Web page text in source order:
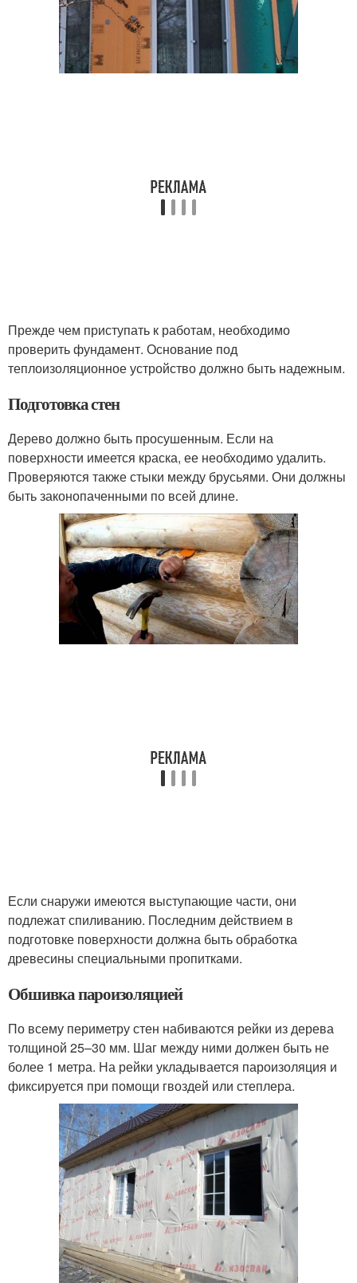
Прежде чем приступать к работам, необходимо
проверить фундамент. Основание под
теплоизоляционное устройство должно быть надежным.
Подготовка стен
Дерево должно быть просушенным. Если на
поверхности имеется краска, ее необходимо удалить.
Проверяются также стыки между брусьями. Они должны
быть законопаченными по всей длине.
Если снаружи имеются выступающие части, они
подлежат спиливанию. Последним действием в
подготовке поверхности должна быть обработка
древесины специальными пропитками.
Обшивка пароизоляцией
По всему периметру стен набиваются рейки из дерева
толщиной 25–30 мм. Шаг между ними должен быть не
более 1 метра. На рейки укладывается пароизоляция и
фиксируется при помощи гвоздей или степлера.